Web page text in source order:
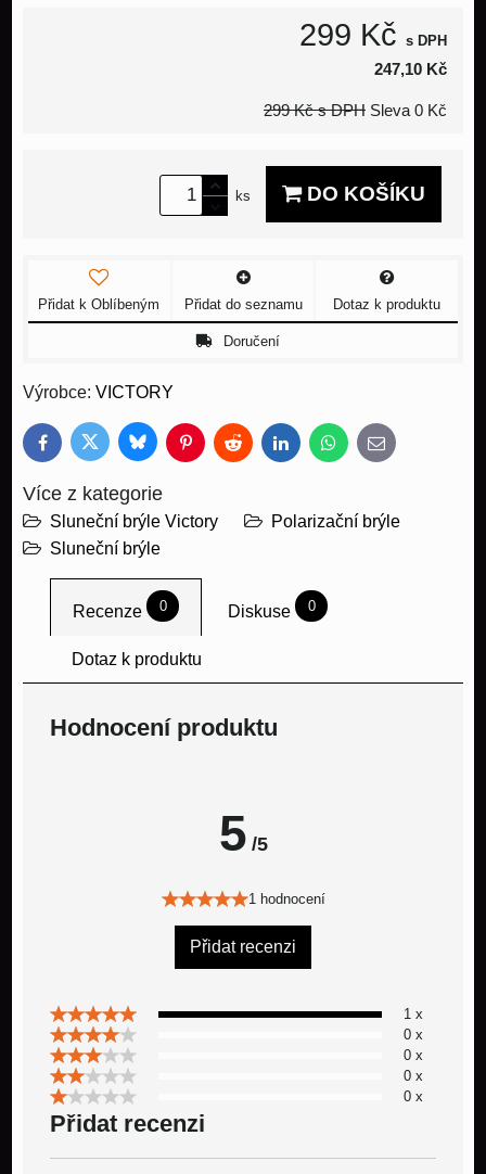
299 Kč s DPH
247,10 Kč
299 Kč s DPH Sleva 0 Kč
ks DO KOŠÍKU
Přidat k Oblíbeným Přidat do seznamu Dotaz k produktu
Doručení
Výrobce: VICTORY
FacebookTwitter BlueskyPinterestReddit LinkedInWhatsApp
E-
mail
Více z kategorie
Sluneční brýle Victory
Polarizační brýle
Sluneční brýle
Recenze 0 Diskuse 0
Dotaz k produktu
Hodnocení produktu
5 /5
1 hodnocení
Přidat recenzi
1 x
0 x
0 x
0 x
0 x
Přidat recenzi